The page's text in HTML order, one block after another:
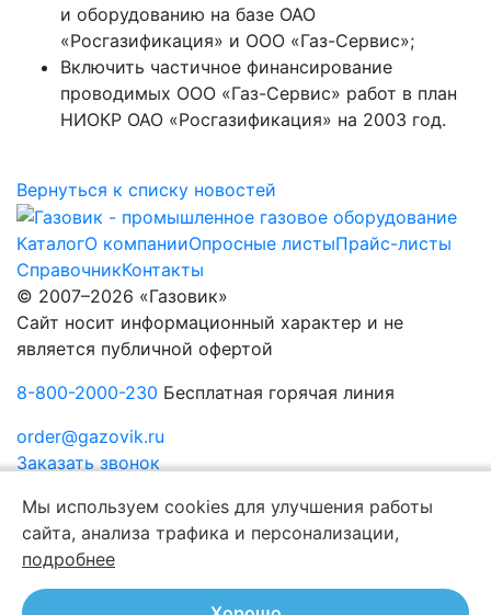
и оборудованию на базе ОАО
«Росгазификация» и ООО «Газ-Сервис»;
Включить частичное финансирование
проводимых ООО «Газ-Сервис» работ в план
НИОКР ОАО «Росгазификация» на 2003 год.
Вернуться к списку новостей
КаталогО компанииОпросные листыПрайс-листы
СправочникКонтакты
© 2007–2026 «Газовик»
Сайт носит информационный характер и не
является публичной офертой
8-800-2000-230 Бесплатная горячая линия
order@gazovik.ru
Заказать звонок
Мы используем cookies для улучшения работы
сайта, анализа трафика и персонализации,
подробнее